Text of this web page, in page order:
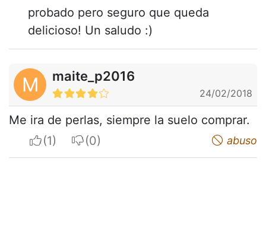
probado pero seguro que queda
delicioso! Un saludo :)
M maite_p2016
24/02/2018
Me ira de perlas, siempre la suelo comprar.
I apreciateI do not appreciate abuso